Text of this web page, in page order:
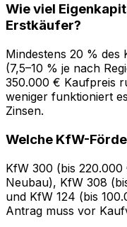
Wie viel
Erstkäufer?
Mindestens 20 % des
(7,5–10 % je nach
350.000 € Kaufpreis
weniger funktioniert
Zinsen.
Welche KfW-
KfW 300 (bis
Neubau), KfW 308
und KfW 124 (bis
Antrag muss vor